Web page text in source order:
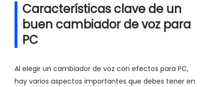
Características clave de un
buen cambiador de voz para
PC
Al elegir un cambiador de voz con efectos para PC,
hay varios aspectos importantes que debes tener en